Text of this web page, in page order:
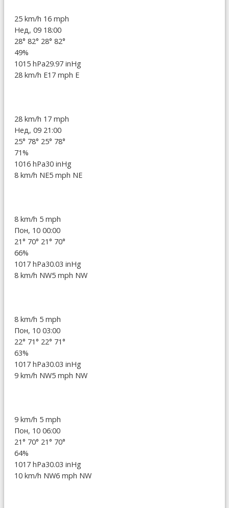
25 km/h 16 mph
Нед, 09 18:00
28° 82° 28° 82°
49%
1015 hPa29.97 inHg
28 km/h E17 mph E
28 km/h 17 mph
Нед, 09 21:00
25° 78° 25° 78°
71%
1016 hPa30 inHg
8 km/h NE5 mph NE
8 km/h 5 mph
Пон, 10 00:00
21° 70° 21° 70°
66%
1017 hPa30.03 inHg
8 km/h NW5 mph NW
8 km/h 5 mph
Пон, 10 03:00
22° 71° 22° 71°
63%
1017 hPa30.03 inHg
9 km/h NW5 mph NW
9 km/h 5 mph
Пон, 10 06:00
21° 70° 21° 70°
64%
1017 hPa30.03 inHg
10 km/h NW6 mph NW